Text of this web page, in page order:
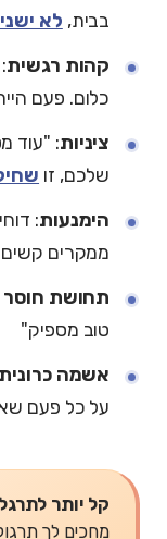
בבית, לא
קהות רגשית
כלום. פעם
ציניות: "עוד
שלכם, זו
הימנעות:
ממקרים קשים
תחושת חוסר
טוב מספיק"
אשמה כרונית
על כל פעם
קל יותר